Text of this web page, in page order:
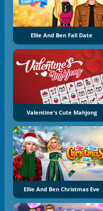
Ellie And Ben Fall Date
Valentine's Cute Mahjong
Ellie And Ben Christmas Eve